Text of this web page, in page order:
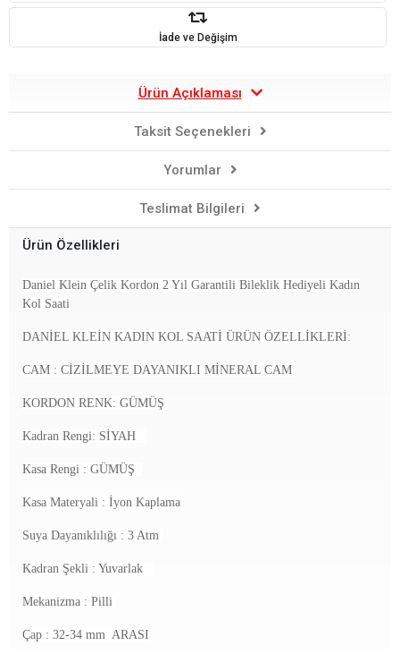
İade ve Değişim
Ürün Açıklaması
Taksit Seçenekleri
Yorumlar
Teslimat Bilgileri
Ürün Özellikleri
Daniel Klein Çelik Kordon 2 Yıl Garantili Bileklik Hediyeli Kadın
Kol Saati
DANİEL KLEİN KADIN KOL SAATİ ÜRÜN ÖZELLİKLERİ:
CAM : CİZİLMEYE DAYANIKLI MİNERAL CAM
KORDON RENK: GÜMÜŞ
Kadran Rengi: SİYAH
Kasa Rengi : GÜMÜŞ
Kasa Materyali : İyon Kaplama
Suya Dayanıklılığı : 3 Atm
Kadran Şekli : Yuvarlak
Mekanizma : Pilli
Çap : 32-34 mm ARASI